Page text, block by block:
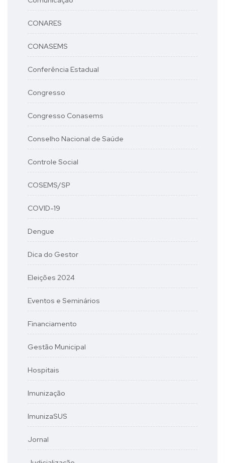
CONARES
CONASEMS
Conferência Estadual
Congresso
Congresso Conasems
Conselho Nacional de Saúde
Controle Social
COSEMS/SP
COVID-19
Dengue
Dica do Gestor
Eleições 2024
Eventos e Seminários
Financiamento
Gestão Municipal
Hospitais
Imunização
ImunizaSUS
Jornal